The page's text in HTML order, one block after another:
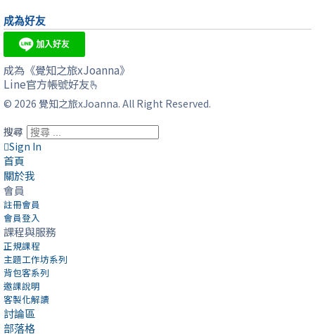
成為好友
成為《覺知之旅xJoanna》
Line官方帳號好友🫰
© 2026 覺知之旅xJoanna. All Right Reserved.
搜尋
Sign In
首頁
關於我
會員
註冊會員
會員登入
課程與服務
正規課程
主題工作坊系列
背包客系列
邀課說明
客製化解讀
討論區
部落格